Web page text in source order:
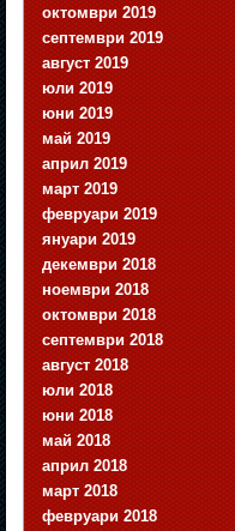
октомври 2019
септември 2019
август 2019
юли 2019
юни 2019
май 2019
април 2019
март 2019
февруари 2019
януари 2019
декември 2018
ноември 2018
октомври 2018
септември 2018
август 2018
юли 2018
юни 2018
май 2018
април 2018
март 2018
февруари 2018